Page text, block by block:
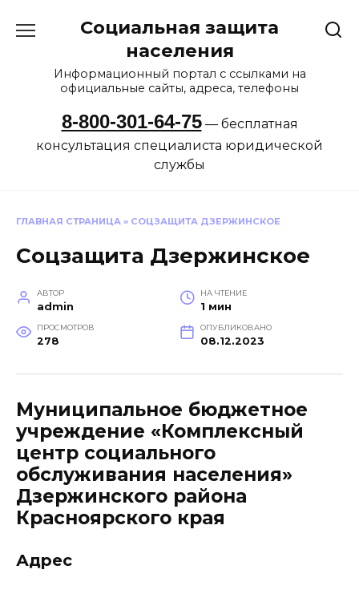
Социальная защита
населения
Информационный портал с ссылками на
официальные сайты, адреса, телефоны
8-800-301-64-75— бесплатная
консультация специалиста юридической
службы
ГЛАВНАЯ СТРАНИЦА » СОЦЗАЩИТА ДЗЕРЖИНСКОЕ
Соцзащита Дзержинское
АВТОР
admin
НА ЧТЕНИЕ
1 мин
ПРОСМОТРОВ
278
ОПУБЛИКОВАНО
08.12.2023
Муниципальное бюджетное
учреждение «Комплексный
центр социального
обслуживания населения»
Дзержинского района
Красноярского края
Адрес